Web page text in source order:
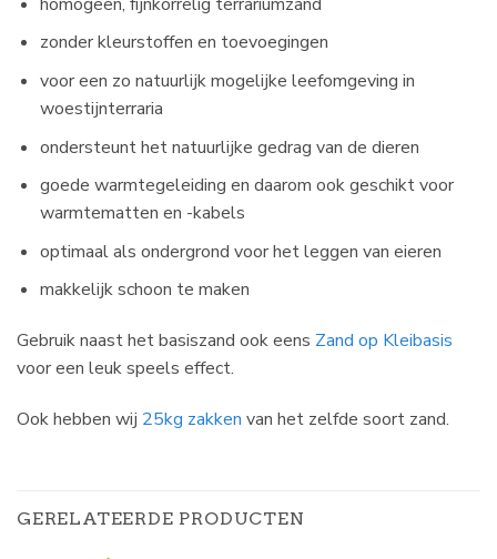
zonder kleurstoffen en toevoegingen
voor een zo natuurlijk mogelijke leefomgeving in
woestijnterraria
ondersteunt het natuurlijke gedrag van de dieren
goede warmtegeleiding en daarom ook geschikt voor
warmtematten en -kabels
optimaal als ondergrond voor het leggen van eieren
makkelijk schoon te maken
Gebruik naast het basiszand ook eens Zand op Kleibasis
voor een leuk speels effect.
Ook hebben wij 25kg zakken van het zelfde soort zand.
GERELATEERDE PRODUCTEN